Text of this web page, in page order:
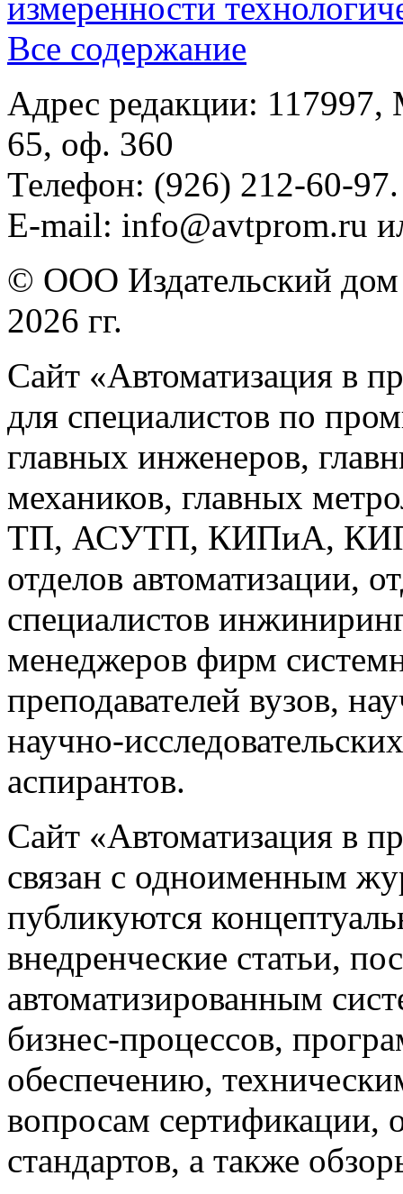
Все содержание
Адрес редакции:
65, оф. 360
Телефон: (926) 212-60-97.
E-mail: info@avtprom.ru
© ООО Издательский
2026 гг.
Сайт «Автоматизация в
для специалистов по
главных инженеров,
механиков, главных
ТП, АСУТП, КИПиА, КИП
отделов автоматизации,
специалистов
менеджеров фирм
преподавателей вузов,
научно-
аспирантов.
Сайт «Автоматизация в
связан с одноименным
публикуются
внедренческие статьи,
автоматизированным
бизнес-процессов,
обеспечению,
вопросам
стандартов, а также